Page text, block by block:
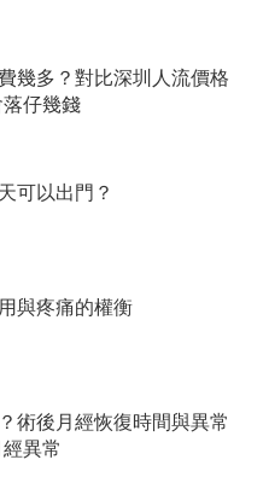
幾多？對比深圳人流價格
仔幾錢
可以出門？
與疼痛的權衡
術後月經恢復時間與異常
異常